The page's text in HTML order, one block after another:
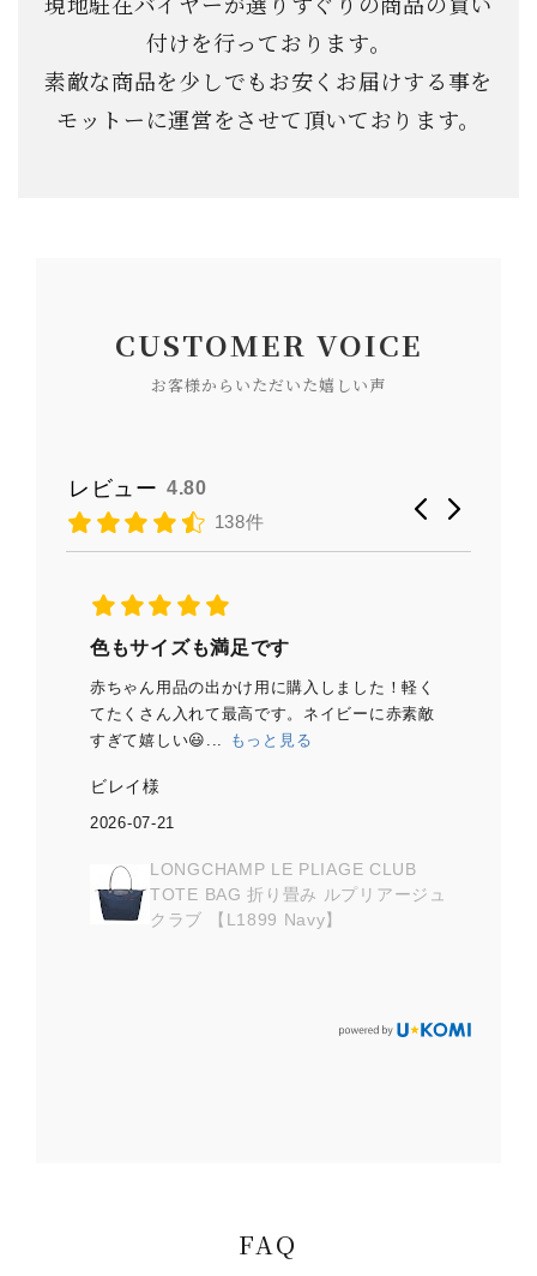
付けを行っております。
素敵な商品を少しでもお安くお届けする事を
モットーに運営をさせて頂いております。
CUSTOMER VOICE
お客様からいただいた嬉しい声
レビュー 4.80
138件
色もサイズも満足です
赤ちゃん用品の出かけ用に購入しました！軽く
てたくさん入れて最高です。ネイビーに赤素敵
すぎて嬉しい😃...
もっと見る
ビレイ様
2026-07-21
LONGCHAMP LE PLIAGE CLUB
TOTE BAG 折り畳み ルプリアージュ
クラブ 【L1899 Navy】
FAQ